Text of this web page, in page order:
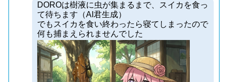
DOROは樹液に虫が集まるまで、スイカを食っ
て待ちます（AI君生成）
でもスイカを食い終わったら寝てしまったので
何も捕まえられませんでした